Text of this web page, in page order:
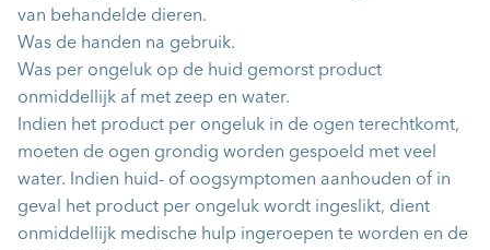
van behandelde dieren.
Was de handen na gebruik.
Was per ongeluk op de huid gemorst product
onmiddellijk af met zeep en water.
Indien het product per ongeluk in de ogen terechtkomt,
moeten de ogen grondig worden gespoeld met veel
water. Indien huid- of oogsymptomen aanhouden of in
geval het product per ongeluk wordt ingeslikt, dient
onmiddellijk medische hulp ingeroepen te worden en de